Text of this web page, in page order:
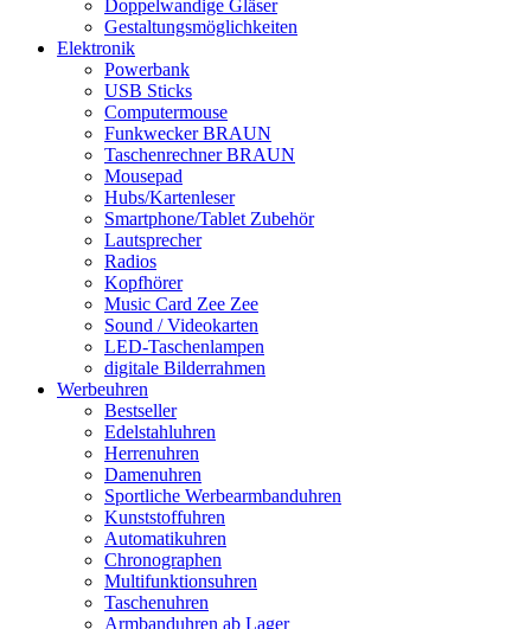
Doppelwandige Gläser
Gestaltungsmöglichkeiten
Elektronik
Powerbank
USB Sticks
Computermouse
Funkwecker BRAUN
Taschenrechner BRAUN
Mousepad
Hubs/Kartenleser
Smartphone/Tablet Zubehör
Lautsprecher
Radios
Kopfhörer
Music Card Zee Zee
Sound / Videokarten
LED-Taschenlampen
digitale Bilderrahmen
Werbeuhren
Bestseller
Edelstahluhren
Herrenuhren
Damenuhren
Sportliche Werbearmbanduhren
Kunststoffuhren
Automatikuhren
Chronographen
Multifunktionsuhren
Taschenuhren
Armbanduhren ab Lager